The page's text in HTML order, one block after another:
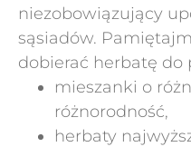
niezobowiązujący
sąsiadów.
dobierać herbatę do
mieszanki o
różnorodność,
herbaty